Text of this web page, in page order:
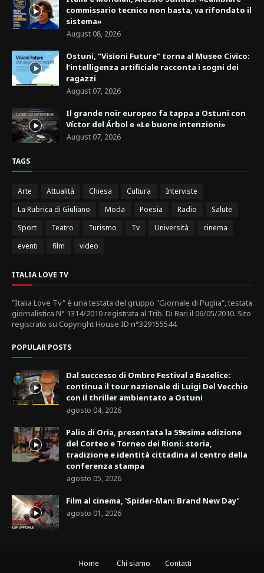
commissario tecnico non basta, va rifondato il
sistema»
August 08, 2026
Ostuni, “Visioni Future” torna al Museo Civico:
l’intelligenza artificiale racconta i sogni dei
ragazzi
August 07, 2026
Il grande noir europeo fa tappa a Ostuni con
Víctor del Árbol e «Le buone intenzioni»
August 07, 2026
TAGS
Arte Attualità Chiesa Cultura
Interviste
La Rubrica di Giuliano
Moda Poesia Radio
Salute
Sport
Teatro Turismo Tv Università
cinema
eventi
film video
ITALIA LOVE TV
"Italia Love Tv" è una testata del gruppo "Giornale di Puglia", testata
giornalistica N° 1314/2010 registrata al Trib. Di Bari il 06/05/2010. Sito
registrato su Copyright House ID n°329155544.
POPULAR POSTS
Dal successo di Ombre Festival a Baselice:
continua il tour nazionale di Luigi Del Vecchio
con il thriller ambientato a Ostuni
agosto 04, 2026
Palio di Oria, presentata la 59esima edizione
del Corteo e Torneo dei Rioni: storia,
tradizione e identità cittadina al centro della
conferenza stampa
agosto 05, 2026
Film al cinema, 'Spider-Man: Brand New Day'
agosto 01, 2026
Home Chi siamo Contatti